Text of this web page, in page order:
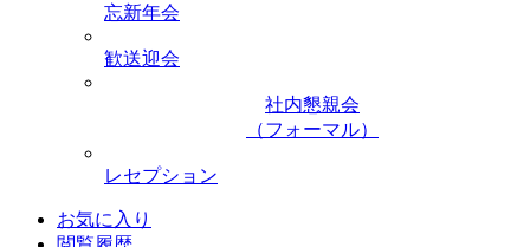
忘新年会
歓送迎会
社内懇親会
（フォーマル）
レセプション
お気に入り